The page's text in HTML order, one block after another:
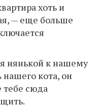
хоть и
— еще больше
нянькой к нашему
кота, он
тебе сюда